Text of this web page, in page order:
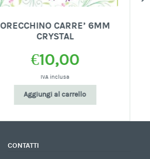
ORECCHINO CARRE’ 6MM
CRYSTAL
€10,00
IVA inclusa
Aggiungi al carrello
CONTATTI